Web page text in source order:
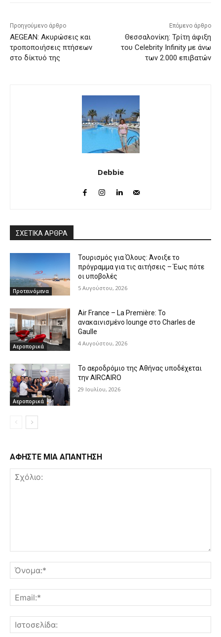
Προηγούμενο άρθρο
AEGEAN: Ακυρώσεις και
τροποποιήσεις πτήσεων
στο δίκτυό της
Επόμενο άρθρο
Θεσσαλονίκη: Τρίτη άφιξη
του Celebrity Infinity με άνω
των 2.000 επιβατών
Debbie
ΣΧΕΤΙΚΑ ΑΡΘΡΑ
Προτεινόμενα
Τουρισμός για Όλους: Άνοιξε το
πρόγραμμα για τις αιτήσεις – Έως πότε
οι υποβολές
5 Αυγούστου, 2026
Αεροπορικά
Air France – La Première: Το
ανακαινισμένο lounge στο Charles de
Gaulle
4 Αυγούστου, 2026
Αεροπορικά
Το αεροδρόμιο της Αθήνας υποδέχεται
την AIRCAIRO
29 Ιουλίου, 2026
ΑΦΗΣΤΕ ΜΙΑ ΑΠΑΝΤΗΣΗ